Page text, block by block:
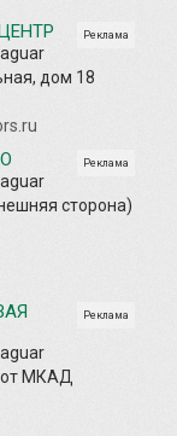
Реклама
ЦЕНТР
дом 18
Реклама
сторона)
Реклама
от МКАД